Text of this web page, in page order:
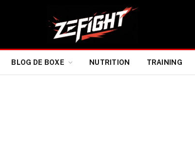
BLOG DE BOXE NUTRITION TRAINING